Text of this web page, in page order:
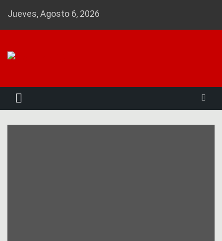
Jueves, Agosto 6, 2026